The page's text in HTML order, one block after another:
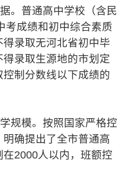
。普通高中学校（含民
考成绩和初中综合素质
录取无河北省初中毕
录取生源地的市划定
制分数线以下成绩的
规模。按照国家严格控
确提出了全市普通高
2000人以内，班额控